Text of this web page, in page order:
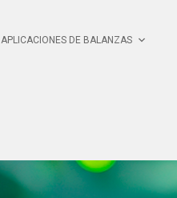
APLICACIONES DE BALANZAS